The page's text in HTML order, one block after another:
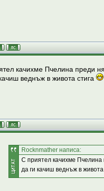
качихме Пчелина преди
веднъж в живота стига
Rocknmather написа:
С приятел качихме Пчелина
да ги качиш веднъж в живота